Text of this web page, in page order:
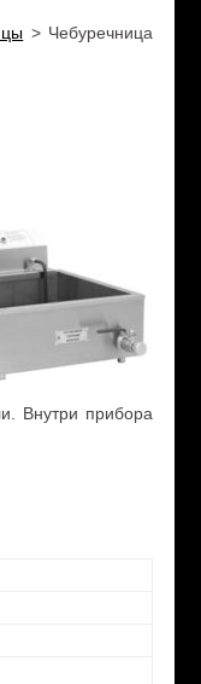
> Чебуречница
Внутри прибора